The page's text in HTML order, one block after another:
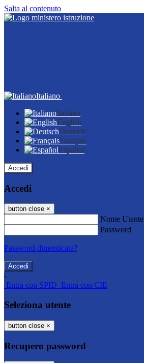
Salta al contenuto
Italiano
Italiano
English
Deutsch
Français
Español
Accedi
Accedi
button close ×
Nome Utente
Password
Password dimenticata?
-
Entra con SPID Entra con CIE
Seleziona utente
button close ×
Recupero password